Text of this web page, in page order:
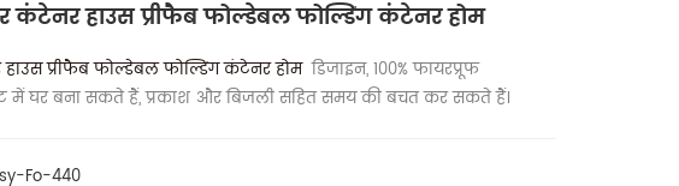
कंटेनर हाउस प्रीफैब फोल्डेबल फोल्डिंग कंटेनर होम
प्रीफैब फोल्डेबल फोल्डिंग कंटेनर होम डिजाइन, 100% फायरप्रूफ
में घर बना सकते हैं, प्रकाश और बिजली सहित समय की बचत कर सकते हैं।
Fo-440